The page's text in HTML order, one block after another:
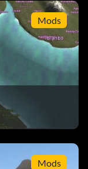
Mods
Mods